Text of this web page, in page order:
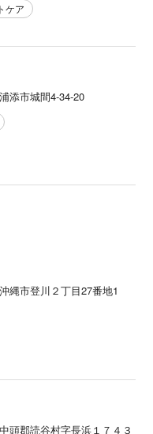
ケア
添市城間4-34-20
縄市登川２丁目27番地1
頭郡読谷村字長浜１７４３